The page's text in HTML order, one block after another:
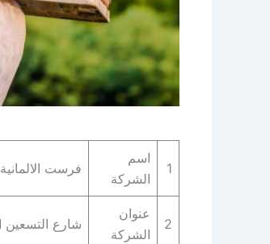
1
اسم
الشركة
فرست
2
عنوان
الشركة
شارع التسعين